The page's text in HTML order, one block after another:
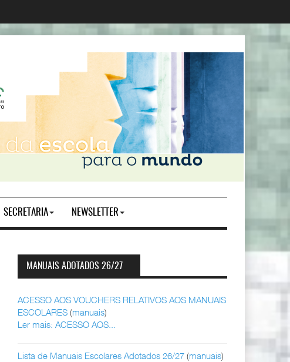
SECRETARIA NEWSLETTER
MANUAIS ADOTADOS 26/27
ACESSO AOS VOUCHERS RELATIVOS AOS MANUAIS
ESCOLARES (manuais)
Ler mais: ACESSO AOS...
Lista de Manuais Escolares Adotados 26/27 (manuais)